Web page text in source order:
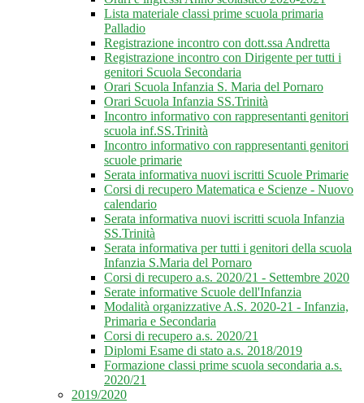
Lista materiale classi prime scuola primaria
Palladio
Registrazione incontro con dott.ssa Andretta
Registrazione incontro con Dirigente per tutti i
genitori Scuola Secondaria
Orari Scuola Infanzia S. Maria del Pornaro
Orari Scuola Infanzia SS.Trinità
Incontro informativo con rappresentanti genitori
scuola inf.SS.Trinità
Incontro informativo con rappresentanti genitori
scuole primarie
Serata informativa nuovi iscritti Scuole Primarie
Corsi di recupero Matematica e Scienze - Nuovo
calendario
Serata informativa nuovi iscritti scuola Infanzia
SS.Trinità
Serata informativa per tutti i genitori della scuola
Infanzia S.Maria del Pornaro
Corsi di recupero a.s. 2020/21 - Settembre 2020
Serate informative Scuole dell'Infanzia
Modalità organizzative A.S. 2020-21 - Infanzia,
Primaria e Secondaria
Corsi di recupero a.s. 2020/21
Diplomi Esame di stato a.s. 2018/2019
Formazione classi prime scuola secondaria a.s.
2020/21
2019/2020